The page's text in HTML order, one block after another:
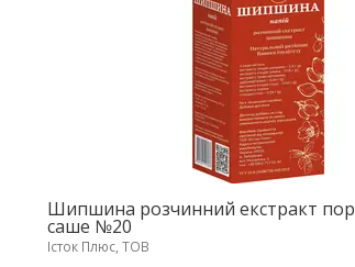
Шипшина розчинний екстракт
саше №20
Істок Плюс, ТОВ